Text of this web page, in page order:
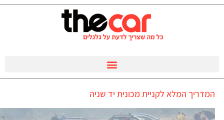
המדריך המלא לקניית מכונית יד שניה